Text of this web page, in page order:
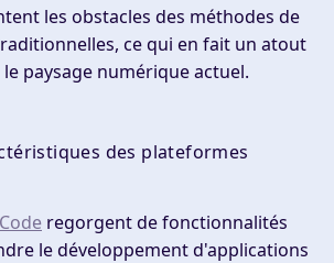
les obstacles des méthodes de
ce qui en fait un atout
paysage numérique actuel.
des plateformes
regorgent de fonctionnalités
le développement d'applications